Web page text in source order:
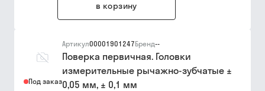
в корзину
Под заказ
Артикул00001901247Бренд--
Поверка первичная. Головки
измерительные рычажно-зубчатые ±
0,05 мм, ± 0,1 мм